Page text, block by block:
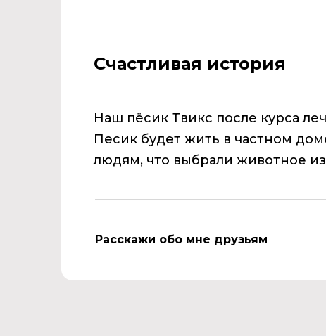
Счастливая история
Наш пёсик Твикс после курса
Песик будет жить в частном
людям, что выбрали животное
Расскажи обо мне друзьям